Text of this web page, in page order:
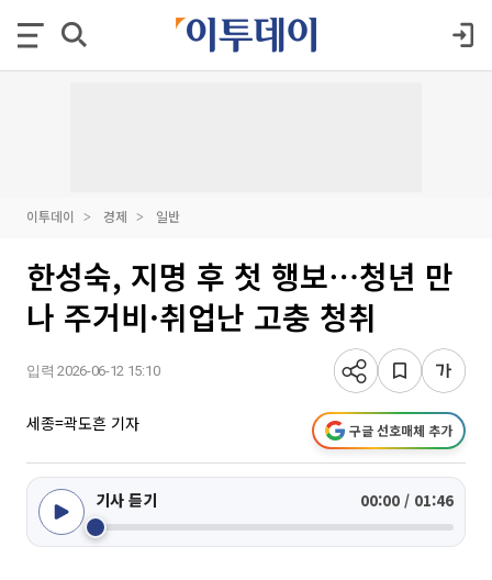
이투데이 경제 일반
한성숙, 지명 후 첫 행보⋯청년 만
나 주거비·취업난 고충 청취
입력 2026-06-12 15:10
세종=곽도흔 기자 구글 선호매체 추가
기사 듣기 00:00 / 01:46